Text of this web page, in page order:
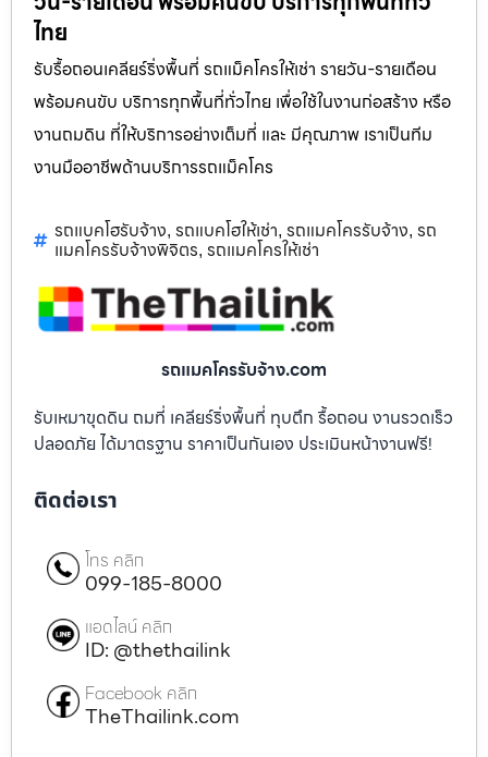
ไทย
รับรื้อถอนเคลียร์ริ่งพื้นที่ รถแม็คโครให้เช่า รายวัน-รายเดือน
พร้อมคนขับ บริการทุกพื้นที่ทั่วไทย เพื่อใช้ในงานก่อสร้าง หรือ
งานถมดิน ที่ให้บริการอย่างเต็มที่ และ มีคุณภาพ เราเป็นทีม
งานมืออาชีพด้านบริการรถแม็คโคร
รถแบคโฮรับจ้าง, รถแบคโฮให้เช่า, รถแมคโครรับจ้าง, รถ
แมคโครรับจ้างพิจิตร, รถแมคโครให้เช่า
รถแมคโครรับจ้าง.com
รับเหมาขุดดิน ถมที่ เคลียร์ริ่งพื้นที่ ทุบตึก รื้อถอน งานรวดเร็ว
ปลอดภัย ได้มาตรฐาน ราคาเป็นกันเอง ประเมินหน้างานฟรี!
ติดต่อเรา
โทร คลิก
099-185-8000
แอดไลน์ คลิก
ID: @thethailink
Facebook คลิก
TheThailink.com